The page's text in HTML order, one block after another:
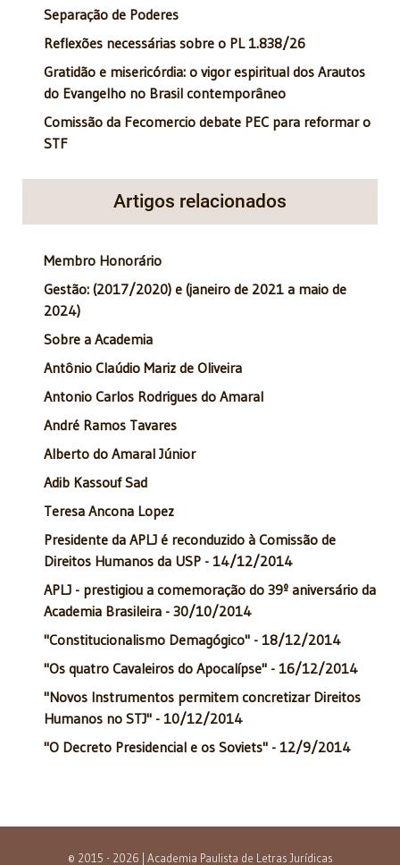
Separação de Poderes
Reflexões necessárias sobre o PL 1.838/26
Gratidão e misericórdia: o vigor espiritual dos Arautos
do Evangelho no Brasil contemporâneo
Comissão da Fecomercio debate PEC para reformar o
STF
Artigos relacionados
Membro Honorário
Gestão: (2017/2020) e (janeiro de 2021 a maio de
2024)
Sobre a Academia
Antônio Claúdio Mariz de Oliveira
Antonio Carlos Rodrigues do Amaral
André Ramos Tavares
Alberto do Amaral Júnior
Adib Kassouf Sad
Teresa Ancona Lopez
Presidente da APLJ é reconduzido à Comissão de
Direitos Humanos da USP - 14/12/2014
APLJ - prestigiou a comemoração do 39º aniversário da
Academia Brasileira - 30/10/2014
"Constitucionalismo Demagógico" - 18/12/2014
"Os quatro Cavaleiros do Apocalípse" - 16/12/2014
"Novos Instrumentos permitem concretizar Direitos
Humanos no STJ" - 10/12/2014
"O Decreto Presidencial e os Soviets" - 12/9/2014
© 2015 - 2026 | Academia Paulista de Letras Jurídicas